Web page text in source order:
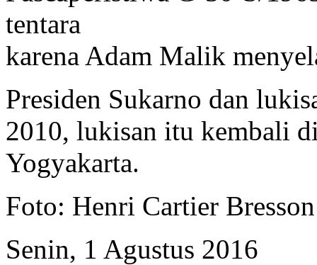
tentara
karena Adam Malik
Presiden Sukarno dan
2010, lukisan itu kembali
Yogyakarta.
Foto: Henri Cartier Bresson
Senin, 1 Agustus 2016